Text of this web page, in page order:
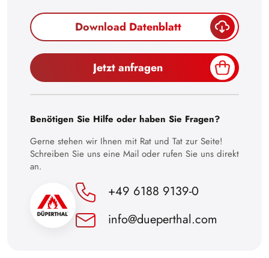
28
29
30
Download Datenblatt
Jetzt anfragen
Benötigen Sie Hilfe oder haben Sie Fragen?
Gerne stehen wir Ihnen mit Rat und Tat zur Seite!
Schreiben Sie uns eine Mail oder rufen Sie uns direkt
an.
+49 6188 9139-0
info@dueperthal.com